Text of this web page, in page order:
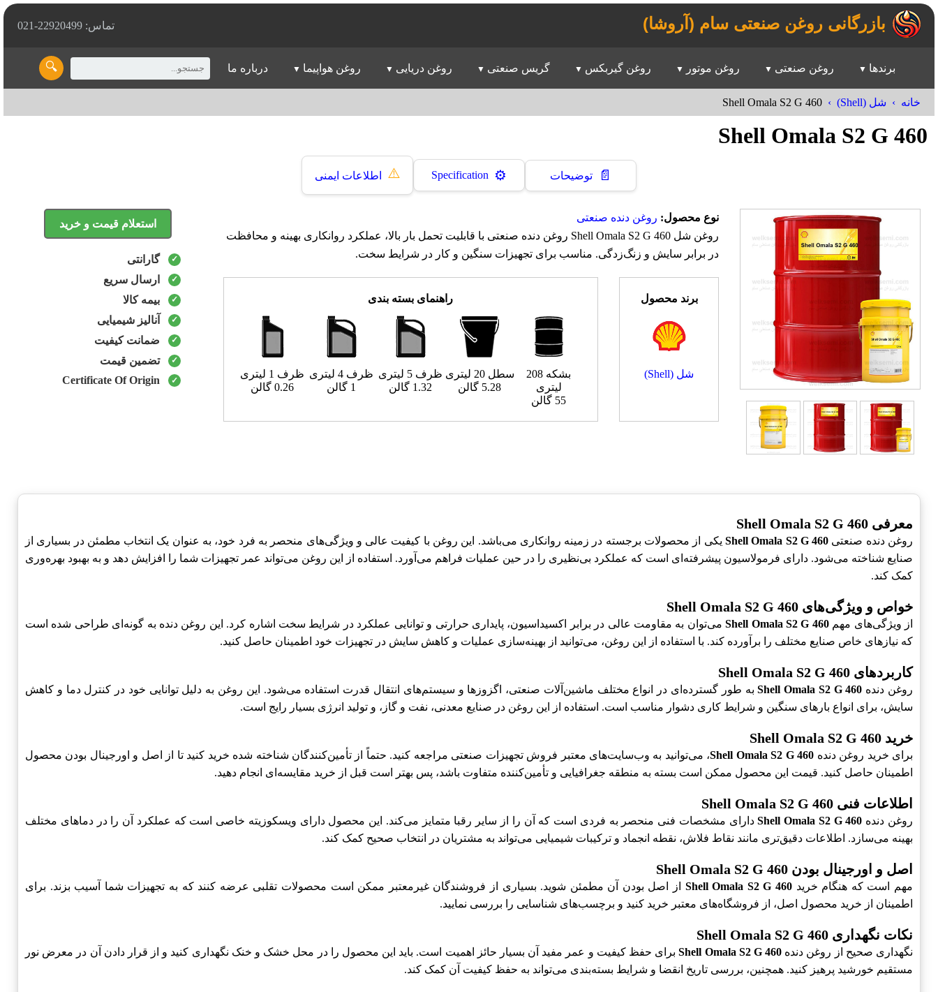
بازرگانی روغن صنعتی سام (آروشا) تماس: 22920499-021
🔍 برندها روغن صنعتی روغن موتور روغن گیربکس گریس صنعتی روغن دریایی روغن هواپیما درباره ما
خانه شل (Shell) Shell Omala S2 G 460
Shell Omala S2 G 460
📄 توضیحات ⚙️
Specification
⚠️ اطلاعات ایمنی
نوع محصول: روغن دنده صنعتی
روغن شل Shell Omala S2 G 460 روغن دنده صنعتی با قابلیت تحمل بار بالا، عملکرد روانکاری بهینه و محافظت
در برابر سایش و زنگ‌زدگی. مناسب برای تجهیزات سنگین و کار در شرایط سخت.
برند محصول
شل (Shell)
راهنمای بسته بندی
بشکه 208
لیتری
55 گالن
سطل 20 لیتری
5.28 گالن
ظرف 5 لیتری
1.32 گالن
ظرف 4 لیتری
1 گالن
ظرف 1 لیتری
0.26 گالن
استعلام قیمت و خرید
گارانتی
ارسال سریع
بیمه کالا
آنالیز شیمیایی
ضمانت کیفیت
تضمین قیمت
Certificate Of Origin
معرفی Shell Omala S2 G 460
روغن دنده صنعتی Shell Omala S2 G 460 یکی از محصولات برجسته در زمینه روانکاری می‌باشد. این روغن با کیفیت عالی و ویژگی‌های منحصر به فرد خود، به عنوان یک انتخاب مطمئن در بسیاری از
صنایع شناخته می‌شود. دارای فرمولاسیون پیشرفته‌ای است که عملکرد بی‌نظیری را در حین عملیات فراهم می‌آورد. استفاده از این روغن می‌تواند عمر تجهیزات شما را افزایش دهد و به بهبود بهره‌وری
کمک کند.
خواص و ویژگی‌های Shell Omala S2 G 460
از ویژگی‌های مهمShell Omala S2 G 460می‌توان به مقاومت عالی در برابر اکسیداسیون، پایداری حرارتی و توانایی عملکرد در شرایط سخت اشاره کرد. این روغن دنده به گونه‌ای طراحی شده است
که نیازهای خاص صنایع مختلف را برآورده کند. با استفاده از این روغن، می‌توانید از بهینه‌سازی عملیات و کاهش سایش در تجهیزات خود اطمینان حاصل کنید.
کاربردهای Shell Omala S2 G 460
روغن دنده Shell Omala S2 G 460به طور گسترده‌ای در انواع مختلف ماشین‌آلات صنعتی، اگزوزها و سیستم‌های انتقال قدرت استفاده می‌شود. این روغن به دلیل توانایی خود در کنترل دما و کاهش
سایش، برای انواع بارهای سنگین و شرایط کاری دشوار مناسب است. استفاده از این روغن در صنایع معدنی، نفت و گاز، و تولید انرژی بسیار رایج است.
خرید Shell Omala S2 G 460
برای خرید روغن دنده Shell Omala S2 G 460، می‌توانید به وب‌سایت‌های معتبر فروش تجهیزات صنعتی مراجعه کنید. حتماً از تأمین‌کنندگان شناخته شده خرید کنید تا از اصل و اورجینال بودن محصول
اطمینان حاصل کنید. قیمت این محصول ممکن است بسته به منطقه جغرافیایی و تأمین‌کننده متفاوت باشد، پس بهتر است قبل از خرید مقایسه‌ای انجام دهید.
اطلاعات فنی Shell Omala S2 G 460
روغن دنده Shell Omala S2 G 460دارای مشخصات فنی منحصر به فردی است که آن را از سایر رقبا متمایز می‌کند. این محصول دارای ویسکوزیته خاصی است که عملکرد آن را در دماهای مختلف
بهینه می‌سازد. اطلاعات دقیق‌تری مانند نقاط فلاش، نقطه انجماد و ترکیبات شیمیایی می‌تواند به مشتریان در انتخاب صحیح کمک کند.
اصل و اورجینال بودن Shell Omala S2 G 460
مهم است که هنگام خرید Shell Omala S2 G 460 از اصل بودن آن مطمئن شوید. بسیاری از فروشندگان غیرمعتبر ممکن است محصولات تقلبی عرضه کنند که به تجهیزات شما آسیب بزند. برای
اطمینان از خرید محصول اصل، از فروشگاه‌های معتبر خرید کنید و برچسب‌های شناسایی را بررسی نمایید.
نکات نگهداری Shell Omala S2 G 460
نگهداری صحیح از روغن دنده Shell Omala S2 G 460برای حفظ کیفیت و عمر مفید آن بسیار حائز اهمیت است. باید این محصول را در محل خشک و خنک نگهداری کنید و از قرار دادن آن در معرض نور
مستقیم خورشید پرهیز کنید. همچنین، بررسی تاریخ انقضا و شرایط بسته‌بندی می‌تواند به حفظ کیفیت آن کمک کند.